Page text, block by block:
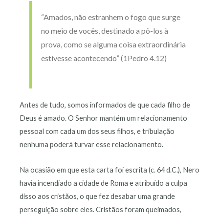
“Amados, não estranhem o fogo que surge
no meio de vocês, destinado a pô-los à
prova, como se alguma coisa extraordinária
estivesse acontecendo” (1Pedro 4.12)
Antes de tudo, somos informados de que cada filho de
Deus é amado. O Senhor mantém um relacionamento
pessoal com cada um dos seus filhos, e tribulação
nenhuma poderá turvar esse relacionamento.
Na ocasião em que esta carta foi escrita (c. 64 d.C.), Nero
havia incendiado a cidade de Roma e atribuído a culpa
disso aos cristãos, o que fez desabar uma grande
perseguição sobre eles. Cristãos foram queimados,